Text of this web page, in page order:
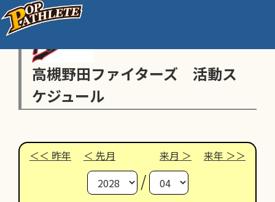
高槻野田ファイターズ 活動ス
ケジュール
昨年 先月 来月 来年
/